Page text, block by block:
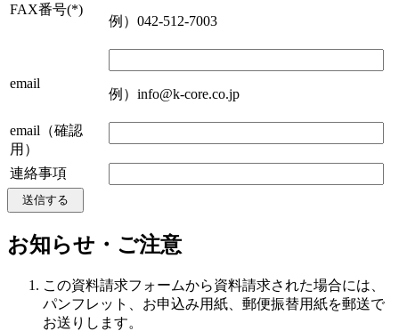
FAX番号(*)
例）042-512-7003
email
例）info@k-core.co.jp
email（確認
用）
連絡事項
お知らせ・ご注意
この資料請求フォームから資料請求された場合には、
パンフレット、お申込み用紙、郵便振替用紙を郵送で
お送りします。